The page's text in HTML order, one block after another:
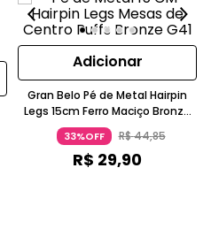
Adicionar
Gran Belo Pé de Metal Hairpin
Legs 15cm Ferro Maciço Bronze
G41
33%OFF R$44,85
R$ 29,90